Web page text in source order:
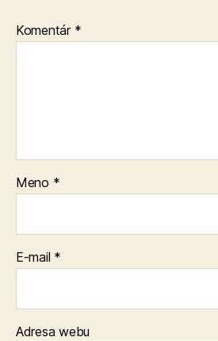
Komentár *
Meno *
E-mail *
Adresa webu